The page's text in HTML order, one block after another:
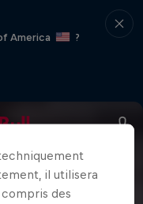
America
?
il utilisera
des